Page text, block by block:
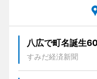
八広で町名誕生
すみだ経済新聞